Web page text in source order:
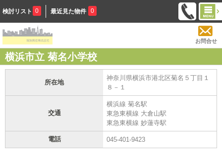
検討リスト 0 最近見た物件 0
お問合せ
横浜市立 菊名小学校
所在地
神奈川県横浜市港北区菊名５丁目１
８－１
交通
横浜線 菊名駅
東急東横線 大倉山駅
東急東横線 妙蓮寺駅
電話 045-401-9423